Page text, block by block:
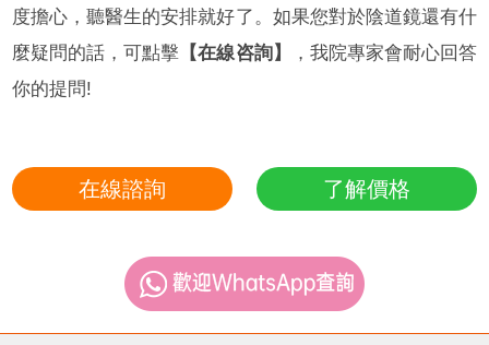
度擔心，聽醫生的安排就好了。如果您對於陰道鏡還有什
麼疑問的話，可點擊 【在線咨詢】
，我院專家會耐心回答
你的提問!
在線諮詢 了解價格